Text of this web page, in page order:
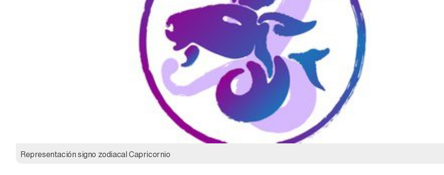
Representación signo zodiacal Capricornio